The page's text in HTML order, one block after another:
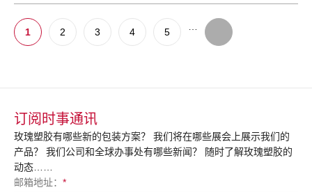
1 2 3 4 5 …
订阅时事通讯
玫瑰塑胶有哪些新的包装方案？ 我们将在哪些展会上展示我们的
产品？ 我们公司和全球办事处有哪些新闻？ 随时了解玫瑰塑胶的
动态……
邮箱地址： *